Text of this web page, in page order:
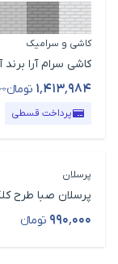
کاشی و سرامیک
کاشی سرام آرا برند
۱٬۴۱۳٬۹۸۴ تومانء
قیمت محصول
پرداخت قسطی
پرسلان
پرسلان صبا طرح
۹۹۰٬۰۰۰ تومانء
قیمت محصول